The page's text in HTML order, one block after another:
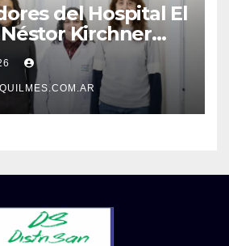
del Hospital El
Kirchner
un estudio
el
cerebral y las